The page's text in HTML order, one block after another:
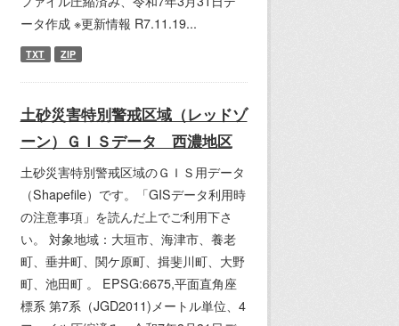
ータ作成 ※更新情報 R7.11.19...
TXT ZIP
土砂災害特別警戒区域（レッドゾ
ーン）ＧＩＳデータ 西濃地区
土砂災害特別警戒区域のＧＩＳ用データ
（Shapefile）です。「GISデータ利用時
の注意事項」を読んだ上でご利用下さ
い。 対象地域：大垣市、海津市、養老
町、垂井町、関ケ原町、揖斐川町、大野
町、池田町 。 EPSG:6675,平面直角座
標系 第7系（JGD2011)メートル単位、4